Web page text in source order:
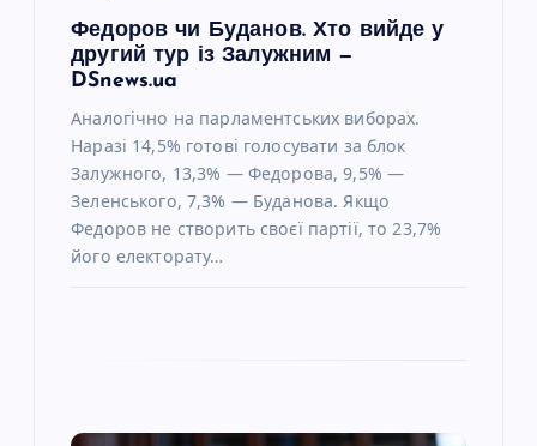
Федоров чи Буданов. Хто вийде у
другий тур із Залужним —
DSnews.ua
Аналогічно на парламентських виборах.
Наразі 14,5% готові голосувати за блок
Залужного, 13,3% — Федорова, 9,5% —
Зеленського, 7,3% — Буданова. Якщо
Федоров не створить своєї партії, то 23,7%
його електорату…